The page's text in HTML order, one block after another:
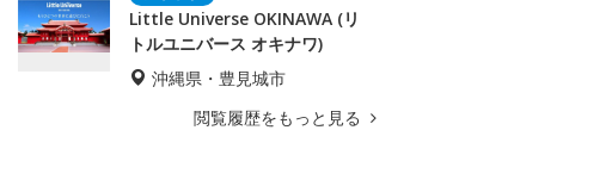
Little Universe OKINAWA (リ
トルユニバース オキナワ)
沖縄県・豊見城市
閲覧履歴をもっと見る